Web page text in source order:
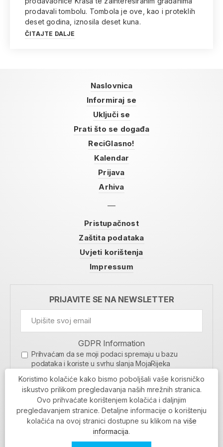
prodavali tombolu. Tombola je ove, kao i proteklih
deset godina, iznosila deset kuna.
ČITAJTE DALJE
Naslovnica
Informiraj se
Uključi se
Prati što se događa
ReciGlasno!
Kalendar
Prijava
Arhiva
Pristupačnost
Zaštita podataka
Uvjeti korištenja
Impressum
PRIJAVITE SE NA NEWSLETTER
GDPR Information
Prihvaćam da se moji podaci spremaju u bazu
podataka i koriste u svrhu slanja MojaRijeka
MOJARIJEKA NEWSLETTER
PRIJAVI SE
Koristimo kolačiće kako bismo poboljšali vaše korisničko
iskustvo prilikom pregledavanja naših mrežnih stranica.
Ovo prihvaćate korištenjem kolačića i daljnjim
pregledavanjem stranice. Detaljne informacije o korištenju
kolačića na ovoj stranici dostupne su klikom na više
informacija.